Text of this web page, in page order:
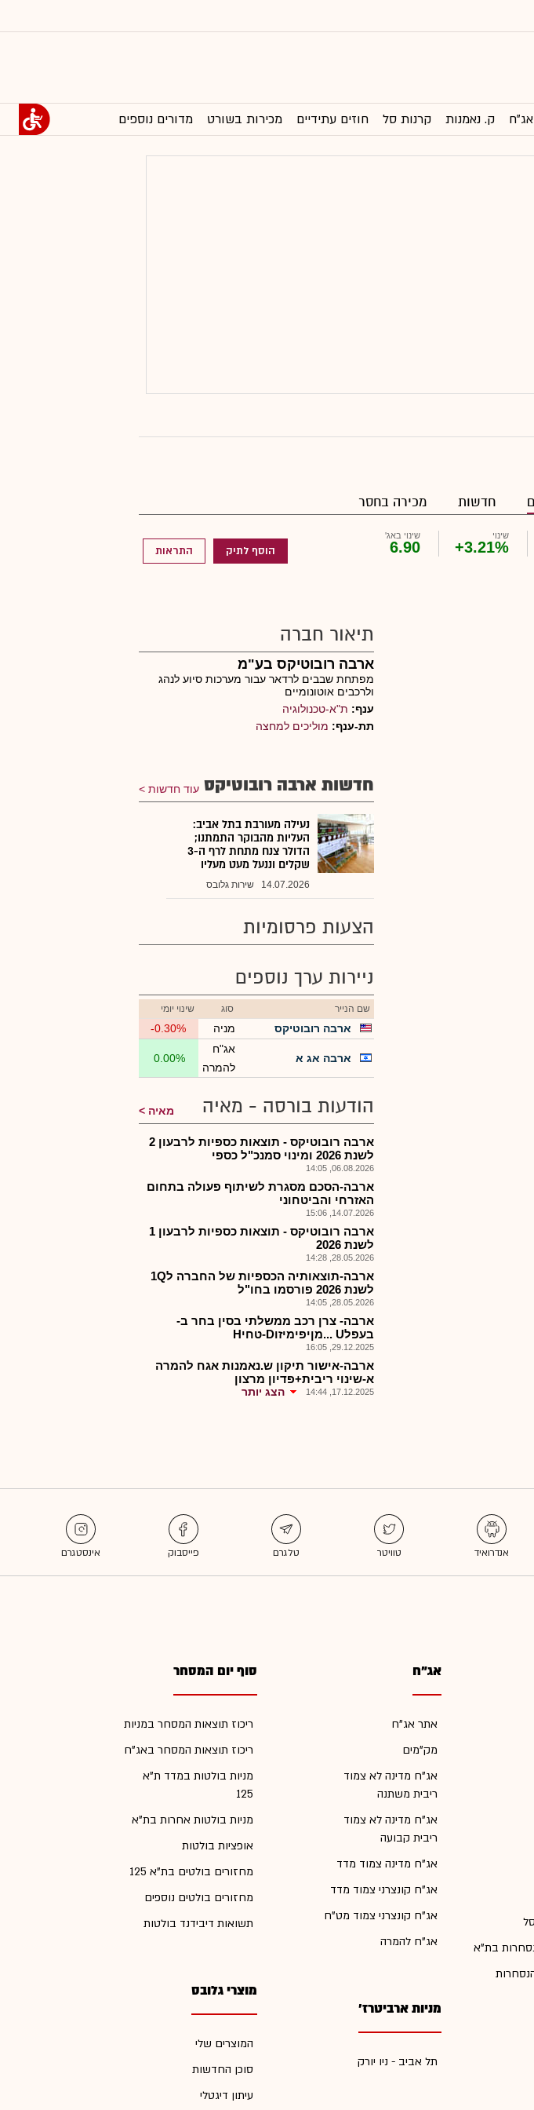
אג"ח ק. נאמנות קרנות סל חוזים עתידיים מכירות בשורט מדורים נוספים
חדשות מכירה בחסר
שינוי
+3.21%
שינוי באג'
6.90 הוסף לתיק התראות
תיאור חברה
ארבה רובוטיקס בע"מ
מפתחת שבבים לרדאר עבור מערכות סיוע לנהג
ולרכבים אוטונומיים
ענף: ת"א-טכנולוגיה
תת-ענף: מוליכים למחצה
חדשות ארבה רובוטיקס עוד חדשות
נעילה מעורבת בתל אביב:
העליות מהבוקר התמתנו;
הדולר צנח מתחת לרף ה-3
שקלים וננעל מעט מעליו
14.07.2026 שירות גלובס
הצעות פרסומיות
ניירות ערך נוספים
שם הנייר סוג שינוי יומי
ארבה רובוטיקס מניה -0.30%
ארבה אג א
אג"ח
להמרה
0.00%
הודעות בורסה - מאיה מאיה
ארבה רובוטיקס - תוצאות כספיות לרבעון 2
לשנת 2026 ומינוי סמנכ"ל כספי
06.08.2026, 14:05
ארבה-הסכם מסגרת לשיתוף פעולה בתחום
האזרחי והביטחוני
14.07.2026, 15:06
ארבה רובוטיקס - תוצאות כספיות לרבעון 1
לשנת 2026
28.05.2026, 14:28
ארבה-תוצאותיה הכספיות של החברה ל1Q
לשנת 2026 פורסמו בחו"ל
28.05.2026, 14:05
ארבה- צרן רכב ממשלתי בסין בחר ב-
בעפלU ...מןיפימיזוD-טחיH
29.12.2025, 16:05
ארבה-אישור תיקון ש.נאמנות אגח להמרה
א-שינוי ריבית+פדיון מרצון
17.12.2025, 14:44 הצג יותר
בת"א
אג"ח
אתר אג"ח
מק"מים
אג"ח מדינה לא צמוד
ריבית משתנה
אג"ח מדינה לא צמוד
ריבית קבועה
אג"ח מדינה צמוד מדד
אג"ח קונצרני צמוד מדד
אג"ח קונצרני צמוד מט"ח
אג"ח להמרה
מניות ארביטרז'
תל אביב - ניו יורק
סוף יום המסחר
ריכוז תוצאות המסחר במניות
ריכוז תוצאות המסחר באג"ח
מניות בולטות במדד ת"א
125
מניות בולטות אחרות בת"א
אופציות בולטות
מחזורים בולטים בת"א 125
מחזורים בולטים נוספים
תשואות דיבידנד בולטות
מוצרי גלובס
המוצרים שלי
סוכן החדשות
עיתון דיגטלי